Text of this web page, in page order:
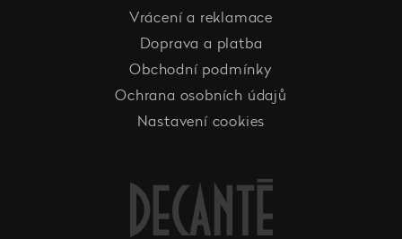
Vrácení a reklamace
Doprava a platba
Obchodní podmínky
Ochrana osobních údajů
Nastavení cookies